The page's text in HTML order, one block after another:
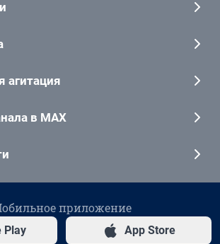
агитация
в MAX
приложение
Play App Store